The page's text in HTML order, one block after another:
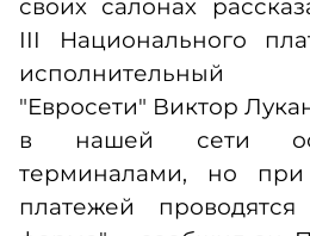
своих салонах
III Национального
исполнительный
"Евросети" Виктор
в нашей сети
терминалами, но
платежей